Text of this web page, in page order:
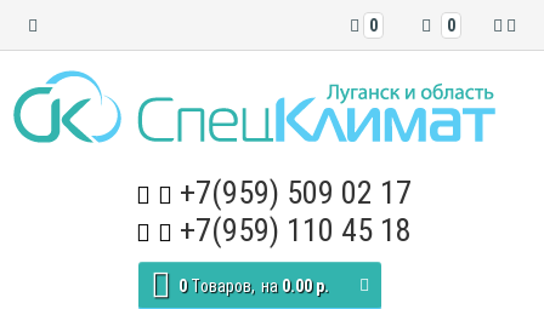
0
0
+7(959) 509 02 17
+7(959) 110 45 18
0 Tоваров, на 0.00 р.